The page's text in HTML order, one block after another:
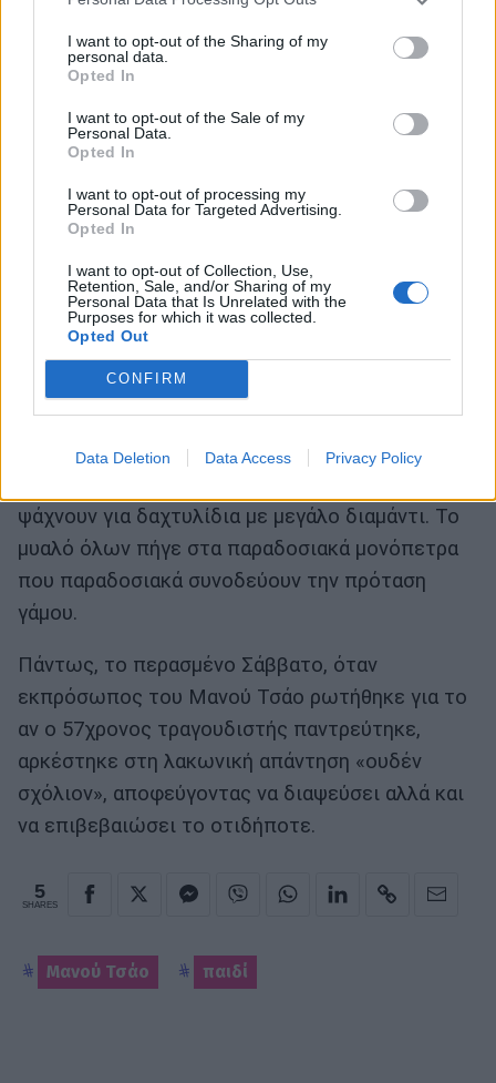
I want to opt-out of the Sharing of my
personal data.
Opted In
I want to opt-out of the Sale of my
Personal Data.
Opted In
I want to opt-out of processing my
Personal Data for Targeted Advertising.
Opted In
I want to opt-out of Collection, Use,
Retention, Sale, and/or Sharing of my
Personal Data that Is Unrelated with the
Purposes for which it was collected.
Opted Out
CONFIRM
Data Deletion Data Access Privacy Policy
Σύμφωνα με το ίδιο δημοσίευμα, το ζευγάρι
ενώθηκε με τα δεσμά του γάμου ενώπιον λίγων
καλών φίλων και στενών συγγενών, σε μια λιτή
πρωινή τελετή στο Παρίσι.
Το σενάριο περί επισημοποίησης της σχέσης
αυτής ενισχύει δημοσίευμα της γαλλικής «Sun
Times», η οποία υποστηρίζει πως περαστικοί
είδαν το ζευγάρι σε πολυσύχναστη οδό με
ψάχνουν για δαχτυλίδια με μεγάλο διαμάντι. Το
μυαλό όλων πήγε στα παραδοσιακά μονόπετρα
που παραδοσιακά συνοδεύουν την πρόταση
γάμου.
Πάντως, το περασμένο Σάββατο, όταν
εκπρόσωπος του Μανού Τσάο ρωτήθηκε για το
αν ο 57χρονος τραγουδιστής παντρεύτηκε,
αρκέστηκε στη λακωνική απάντηση «ουδέν
σχόλιον», αποφεύγοντας να διαψεύσει αλλά και
να επιβεβαιώσει το οτιδήποτε.
5
SHARES
Μανού Τσάο παιδί